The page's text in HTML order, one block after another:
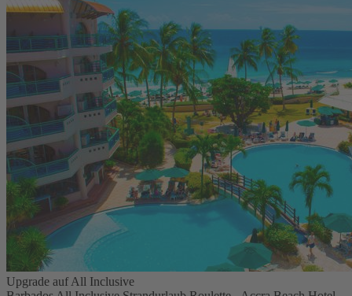
Upgrade auf All Inclusive